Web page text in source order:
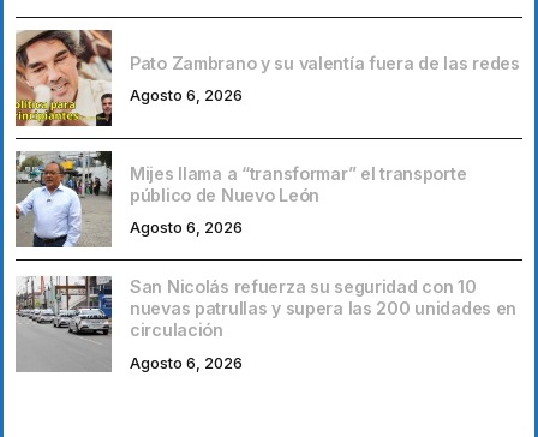
Pato Zambrano y su valentía fuera de las redes
Agosto 6, 2026
Mijes llama a “transformar” el transporte
público de Nuevo León
Agosto 6, 2026
San Nicolás refuerza su seguridad con 10
nuevas patrullas y supera las 200 unidades en
circulación
Agosto 6, 2026